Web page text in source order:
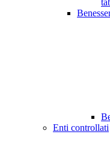
Enti controllati